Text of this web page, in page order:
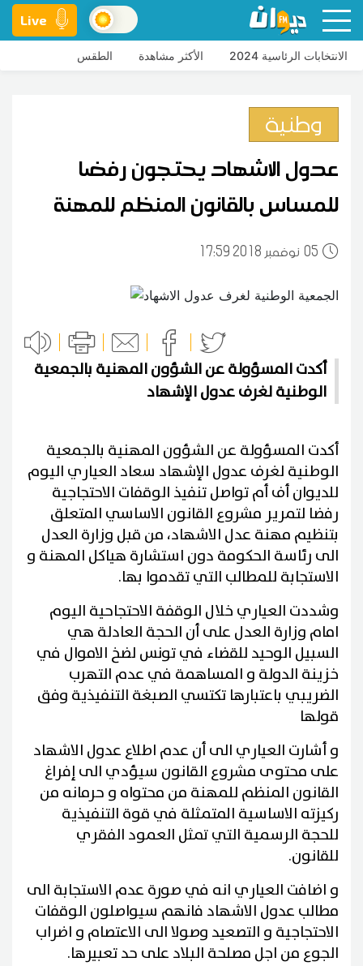
Live
الانتخابات الرئاسية 2024 الأكثر مشاهدة الطقس
وطنية
عدول الاشهاد يحتجون رفضا
للمساس بالقانون المنظم للمهنة
05 17:59 2018 نوفمبر
أكدت المسؤولة عن الشؤون المهنية بالجمعية
الوطنية لغرف عدول الإشهاد
أكدت المسؤولة عن الشؤون المهنية بالجمعية
الوطنية لغرف عدول الإشهاد سعاد العياري اليوم
للديوان أف أم تواصل تنفيذ الوقفات الاحتجاجية
رفضا لتمرير مشروع القانون الاساسي المتعلق
بتنظيم مهنة عدل الاشهاد، من قبل وزارة العدل
الى رئاسة الحكومة دون استشارة هياكل المهنة و
الاستجابة للمطالب التي تقدموا بها.
وشددت العياري خلال الوقفة الاحتجاحية اليوم
امام وزارة العدل على أن الحجة العادلة هي
السبيل الوحيد للقضاء في تونس لضخ الاموال في
خزينة الدولة و المساهمة في عدم التهرب
الضريبي باعتبارها تكتسي الصبغة التنفيذية وفق
قولها
و أشارت العياري الى أن عدم اطلاع عدول الاشهاد
على محتوى مشروع القانون سيؤدي الى إفراغ
القانون المنظم للمهنة من محتواه و حرمانه من
ركيزته الاساسية المتمثلة في قوة التنفيذية
للحجة الرسمية التي تمثل العمود الفقري
للقانون.
و اضافت العياري انه في صورة عدم الاستجابة الى
مطالب عدول الاشهاد فانهم سيواصلون الوقفات
الاحتجاجية و التصعيد وصولا الى الاعتصام و اضراب
الجوع من اجل مصلحة البلاد على حد تعبيرها.